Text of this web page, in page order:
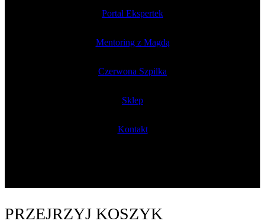
Portal Ekspertek
Mentoring z Magdą
Czerwona Szpilka
Sklep
Kontakt
PRZEJRZYJ KOSZYK